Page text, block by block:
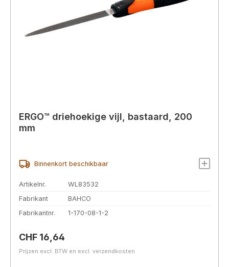
ERGO™ driehoekige vijl, bastaard, 200
mm
Binnenkort beschikbaar
Artikelnr.
WL83532
Fabrikant
BAHCO
Fabrikantnr.
1-170-08-1-2
Normale prijs:
CHF 16,64
Prijzen excl. BTW en excl. verzendkosten